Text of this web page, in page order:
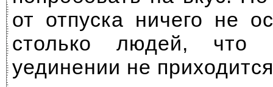
от отпуска ничего не
столько людей,
уединении не